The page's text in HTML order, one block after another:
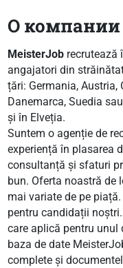
О компании
MeisterJobrecrutează
angajatori din
țări: Germania, Austria,
Danemarca, Suedia
și în Elveția.
Suntem o agenție de
experiență în plasarea
consultanță și sfaturi
bun. Oferta noastră de
mai variate de pe
pentru candidații
care aplică pentru unul
baza de date
complete și